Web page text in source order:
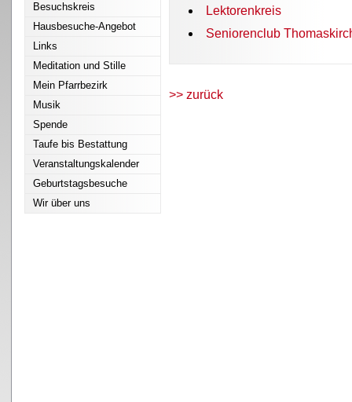
Besuchskreis
Hausbesuche-Angebot
Links
Meditation und Stille
Mein Pfarrbezirk
Musik
Spende
Taufe bis Bestattung
Veranstaltungskalender
Geburtstagsbesuche
Wir über uns
Lektorenkreis
Seniorenclub
>> zurück